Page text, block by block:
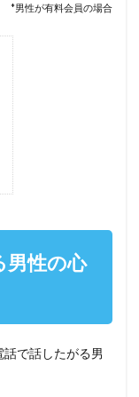
*男性が有料会員の場合
男性の心
で話したがる男